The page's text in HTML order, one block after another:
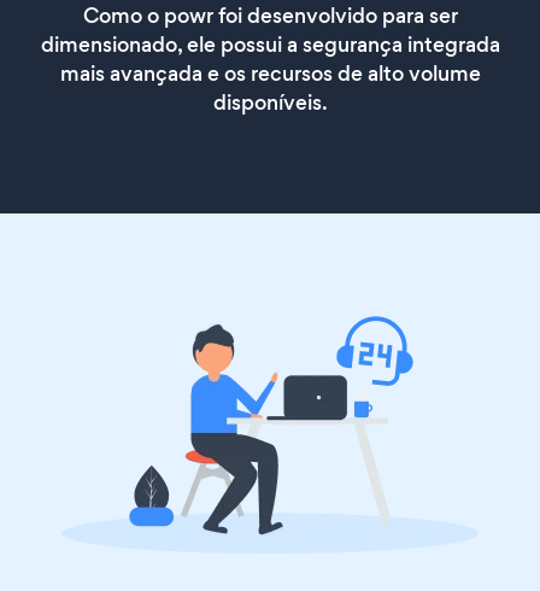
Como o powr foi desenvolvido para ser
dimensionado, ele possui a segurança integrada
mais avançada e os recursos de alto volume
disponíveis.